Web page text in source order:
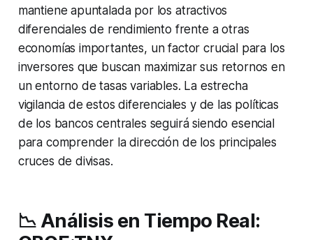
mantiene apuntalada por los atractivos
diferenciales de rendimiento frente a otras
economías importantes, un factor crucial para los
inversores que buscan maximizar sus retornos en
un entorno de tasas variables. La estrecha
vigilancia de estos diferenciales y de las políticas
de los bancos centrales seguirá siendo esencial
para comprender la dirección de los principales
cruces de divisas.
📉 Análisis en Tiempo Real: